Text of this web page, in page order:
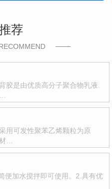
荐
胶是由优质高分子聚合物乳液
用可发性聚苯乙烯颗粒为原
…
便加水搅拌即可使用。2.具有优